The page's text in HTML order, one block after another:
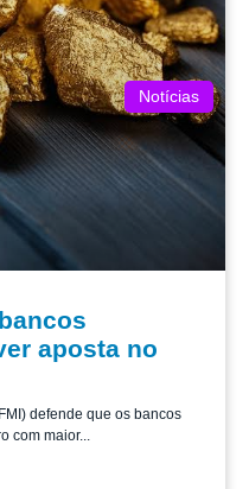
Notícias
aposta no
defende que os bancos
com maior...